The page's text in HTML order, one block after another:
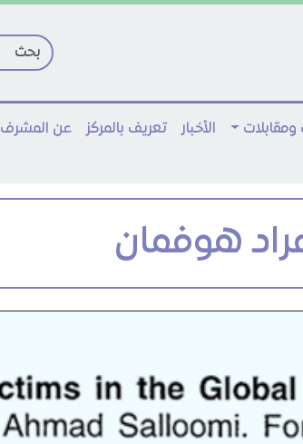
الأخبار تعريف بالمركز عن المشرف
هوفمان